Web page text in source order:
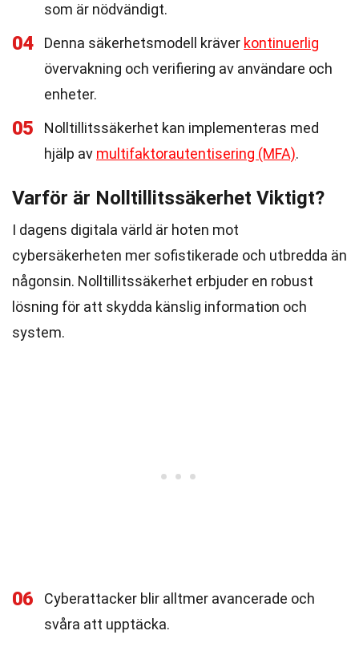
som är nödvändigt.
04 Denna säkerhetsmodell kräver kontinuerlig
övervakning och verifiering av användare och
enheter.
05
Nolltillitssäkerhet kan implementeras med
hjälp av multifaktorautentisering (MFA).
Varför är Nolltillitssäkerhet Viktigt?
I dagens digitala värld är hoten mot
cybersäkerheten mer sofistikerade och utbredda än
någonsin. Nolltillitssäkerhet erbjuder en robust
lösning för att skydda känslig information och
system.
06
Cyberattacker blir alltmer avancerade och
svåra att upptäcka.